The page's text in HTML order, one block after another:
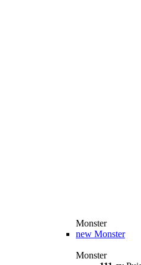
Monster
new Monster
Monster